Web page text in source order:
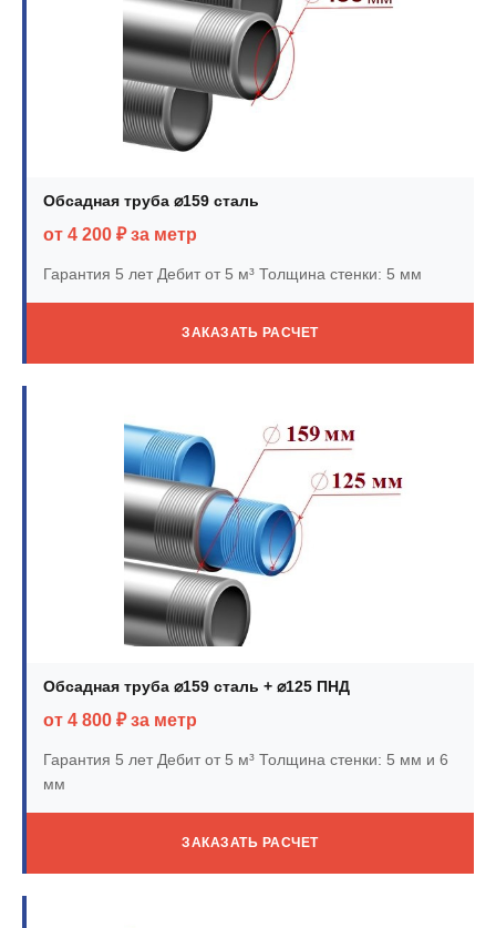
Обсадная труба ⌀159 сталь
от 4 200 ₽ за метр
Гарантия 5 летДебит от 5 м³ Толщина стенки: 5 мм
ЗАКАЗАТЬ РАСЧЕТ
Обсадная труба ⌀159 сталь + ⌀125 ПНД
от 4 800 ₽ за метр
Гарантия 5 летДебит от 5 м³ Толщина стенки: 5 мм и 6
мм
ЗАКАЗАТЬ РАСЧЕТ